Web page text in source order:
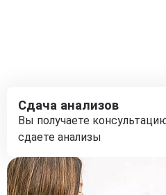
Сдача анализов
Вы получаете
сдаете анализы